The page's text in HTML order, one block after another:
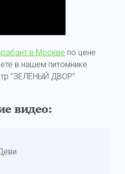
в Москве по цене
в нашем питомнике
"ЗЕЛЁНЫЙ ДВОР".
видео: